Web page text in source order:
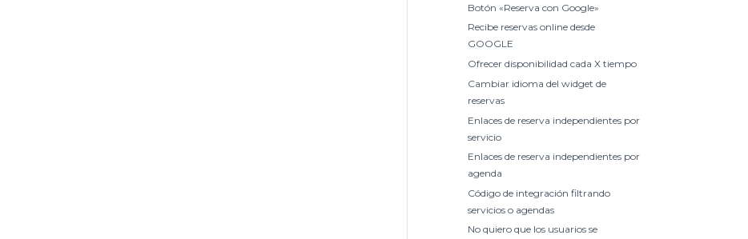
Botón «Reserva con Google»
Recibe reservas online desde
GOOGLE
Ofrecer disponibilidad cada X tiempo
Cambiar idioma del widget de
reservas
Enlaces de reserva independientes por
servicio
Enlaces de reserva independientes por
agenda
Código de integración filtrando
servicios o agendas
No quiero que los usuarios se